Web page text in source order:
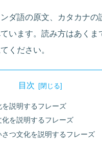
ダ語の原文、カタカナの
います。読み方はあくま
ください。
目次
説明するフレーズ
を説明するフレーズ
さつ文化を説明するフレーズ